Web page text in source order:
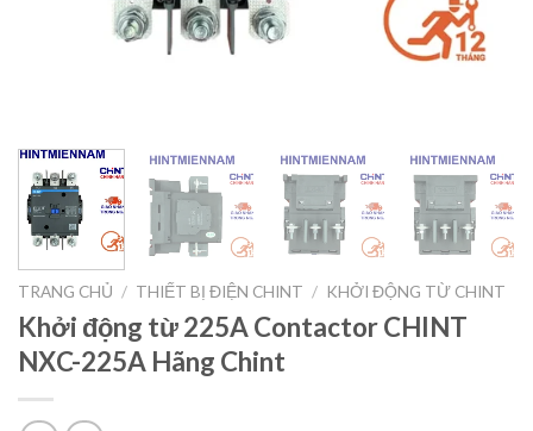
TRANG CHỦ / THIẾT BỊ ĐIỆN CHINT / KHỞI ĐỘNG TỪ CHINT
Khởi động từ 225A Contactor CHINT
NXC-225A Hãng Chint